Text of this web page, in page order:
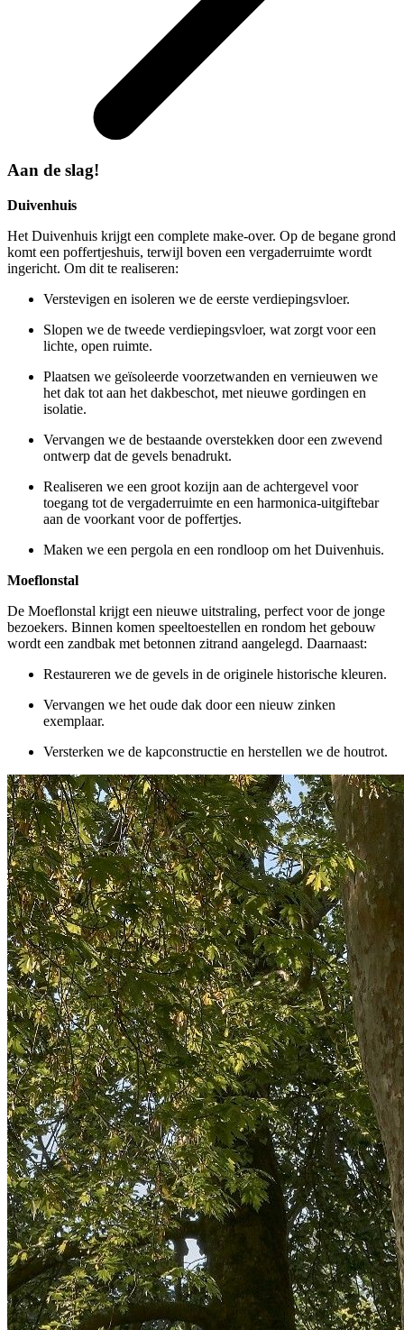
Aan de slag!
Duivenhuis
Het Duivenhuis krijgt een complete make-over. Op de begane grond
komt een poffertjeshuis, terwijl boven een vergaderruimte wordt
ingericht. Om dit te realiseren:
Verstevigen en isoleren we de eerste verdiepingsvloer.
Slopen we de tweede verdiepingsvloer, wat zorgt voor een
lichte, open ruimte.
Plaatsen we geïsoleerde voorzetwanden en vernieuwen we
het dak tot aan het dakbeschot, met nieuwe gordingen en
isolatie.
Vervangen we de bestaande overstekken door een zwevend
ontwerp dat de gevels benadrukt.
Realiseren we een groot kozijn aan de achtergevel voor
toegang tot de vergaderruimte en een harmonica-uitgiftebar
aan de voorkant voor de poffertjes.
Maken we een pergola en een rondloop om het Duivenhuis.
Moeflonstal
De Moeflonstal krijgt een nieuwe uitstraling, perfect voor de jonge
bezoekers. Binnen komen speeltoestellen en rondom het gebouw
wordt een zandbak met betonnen zitrand aangelegd. Daarnaast:
Restaureren we de gevels in de originele historische kleuren.
Vervangen we het oude dak door een nieuw zinken
exemplaar.
Versterken we de kapconstructie en herstellen we de houtrot.